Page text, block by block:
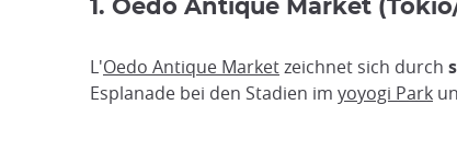
1. Oedo Antique Market
L'Oedo Antique Marketzeichnet sich durch
Esplanade bei den Stadien im yoyogi Park